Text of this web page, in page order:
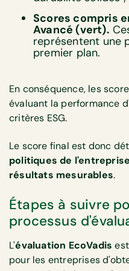
Scores compris
Avancé (vert).
représentent une
premier plan.
En conséquence, les
évaluant la performance
critères ESG.
Le score final est donc
politiques de
résultats mesurables.
Étapes à suivre
processus
L'évaluation EcoVadis
pour les entreprises